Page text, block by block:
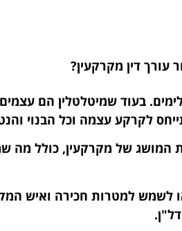
עורך דין מקרקעין?
בעוד שמיטלטלין הם
לקרקע עצמה וכל הבנוי
המושג של מקרקעין, כולל מה
או לשמש למטרות חכירה ואיש